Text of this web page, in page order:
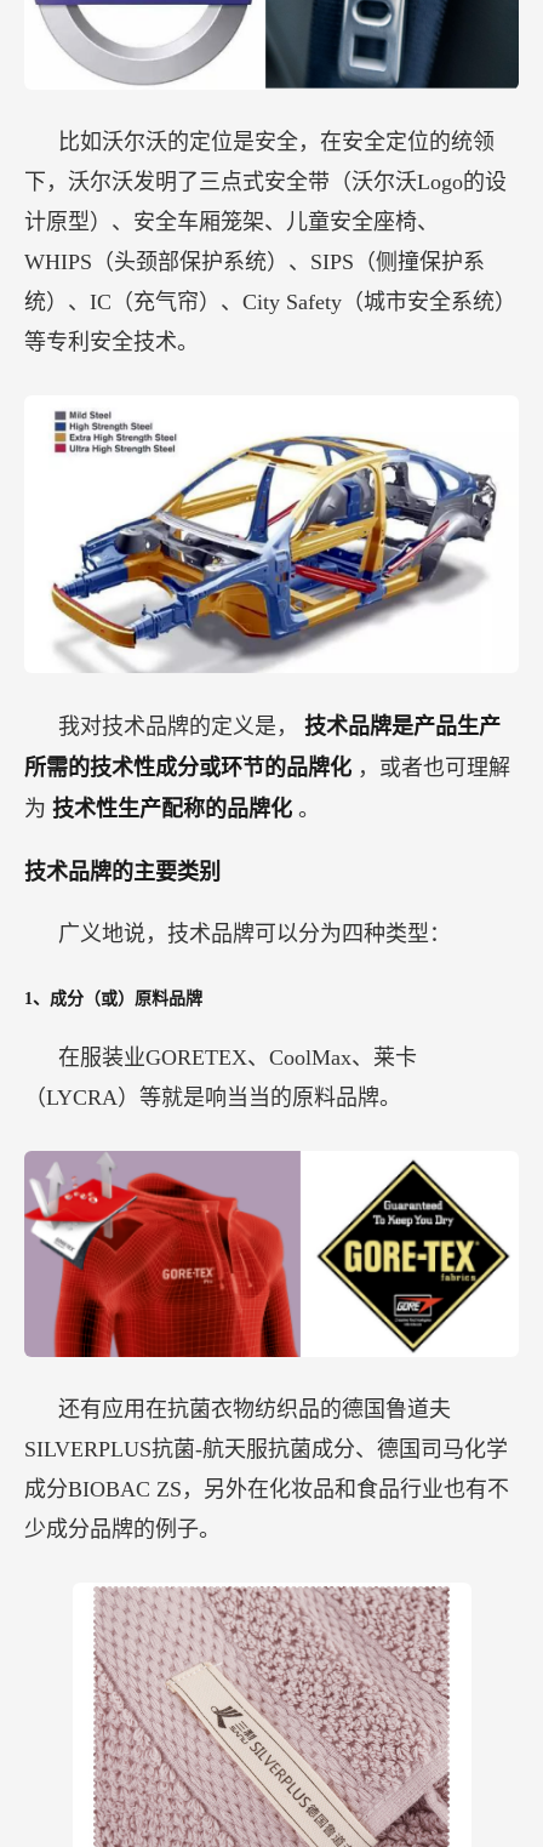
比如沃尔沃的定位是安全，在安全定位的统领
下，沃尔沃发明了三点式安全带（沃尔沃Logo的设
计原型）、安全车厢笼架、儿童安全座椅、
WHIPS（头颈部保护系统）、SIPS（侧撞保护系
统）、IC（充气帘）、City Safety（城市安全系统）
等专利安全技术。
我对技术品牌的定义是， 技术品牌是产品生产
所需的技术性成分或环节的品牌化 ，或者也可理解
为 技术性生产配称的品牌化 。
技术品牌的主要类别
广义地说，技术品牌可以分为四种类型：
1、成分（或）原料品牌
在服装业GORETEX、CoolMax、莱卡
（LYCRA）等就是响当当的原料品牌。
还有应用在抗菌衣物纺织品的德国鲁道夫
SILVERPLUS抗菌-航天服抗菌成分、德国司马化学
成分BIOBAC ZS，另外在化妆品和食品行业也有不
少成分品牌的例子。